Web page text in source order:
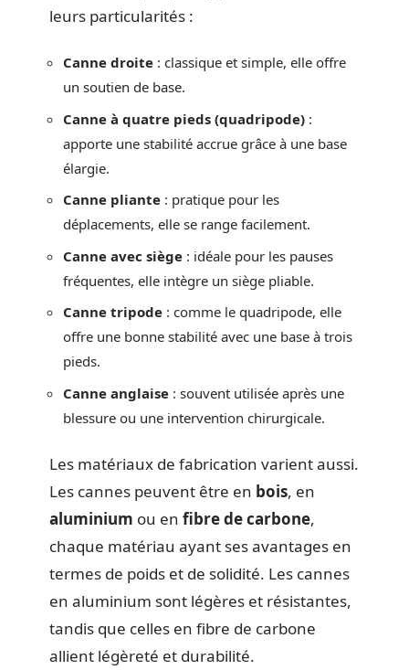
leurs particularités :
Canne droite : classique et simple, elle offre
un soutien de base.
Canne à quatre pieds (quadripode) :
apporte une stabilité accrue grâce à une base
élargie.
Canne pliante : pratique pour les
déplacements, elle se range facilement.
Canne avec siège : idéale pour les pauses
fréquentes, elle intègre un siège pliable.
Canne tripode : comme le quadripode, elle
offre une bonne stabilité avec une base à trois
pieds.
Canne anglaise : souvent utilisée après une
blessure ou une intervention chirurgicale.
Les matériaux de fabrication varient aussi.
Les cannes peuvent être en bois, en
aluminium ou en fibre de carbone,
chaque matériau ayant ses avantages en
termes de poids et de solidité. Les cannes
en aluminium sont légères et résistantes,
tandis que celles en fibre de carbone
allient légèreté et durabilité.